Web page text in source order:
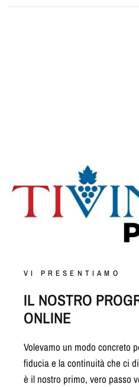
VI PRESENTIAMO
IL NOSTRO
ONLINE
Volevamo un modo concreto
fiducia e la continuità che ci
è il nostro primo, vero passo